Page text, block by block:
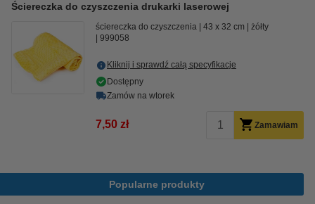
Ściereczka do czyszczenia drukarki laserowej
ściereczka do czyszczenia 43 x 32 cm
żółty
999058
Kliknij i sprawdź całą specyfikacje
Dostępny
Zamów na wtorek
7,50 zł Zamawiam
Popularne produkty